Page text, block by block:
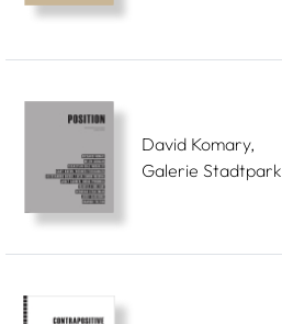
David Komary,
Galerie Stadtpark